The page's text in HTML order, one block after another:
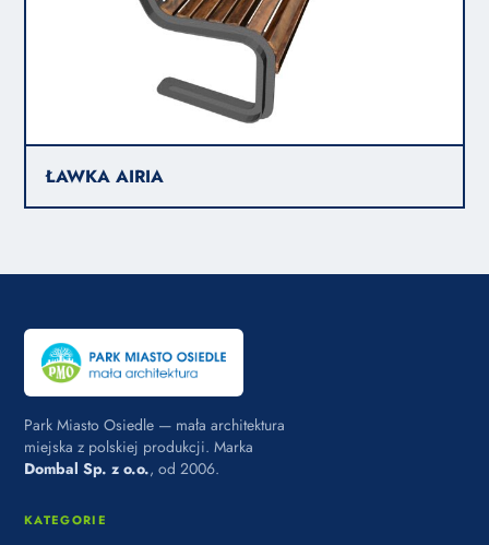
ŁAWKA AIRIA
Park Miasto Osiedle — mała architektura
miejska z polskiej produkcji. Marka
Dombal Sp. z o.o., od 2006.
KATEGORIE